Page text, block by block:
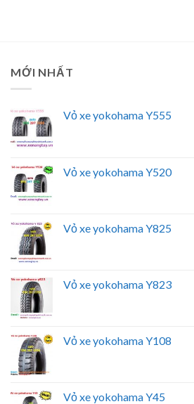
MỚI NHẤT
Vỏ xe yokohama Y555
Vỏ xe yokohama Y520
Vỏ xe yokohama Y825
Vỏ xe yokohama Y823
Vỏ xe yokohama Y108
Vỏ xe yokohama Y45